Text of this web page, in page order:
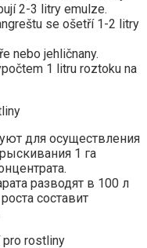
2-3 litry emulze.
se ošetří 1-2 litry
nebo jehličnany.
1 litru roztoku na
для осуществления
1 га
разводят в 100 л
составит
pro rostliny